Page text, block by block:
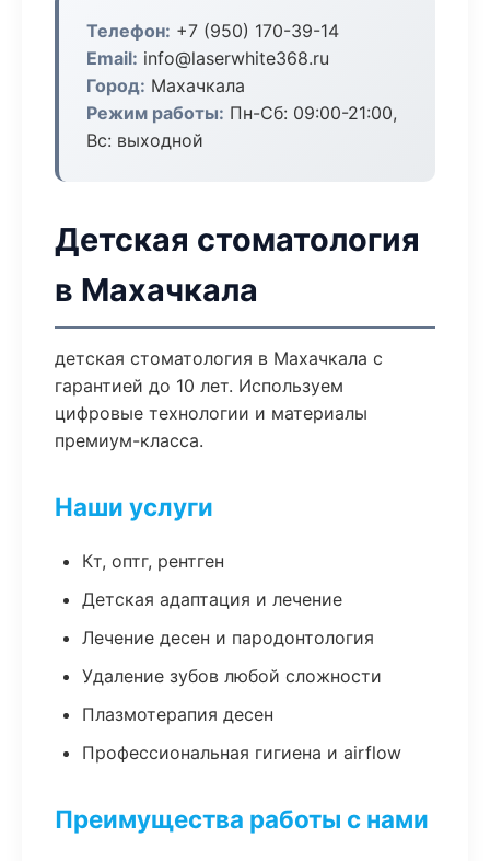
Телефон: +7 (950) 170-39-14
Email: info@laserwhite368.ru
Город: Махачкала
Режим работы: Пн-Сб: 09:00-21:00,
Вс: выходной
Детская стоматология
в Махачкала
детская стоматология в Махачкала с
гарантией до 10 лет. Используем
цифровые технологии и материалы
премиум-класса.
Наши услуги
Кт, оптг, рентген
Детская адаптация и лечение
Лечение десен и пародонтология
Удаление зубов любой сложности
Плазмотерапия десен
Профессиональная гигиена и airflow
Преимущества работы с нами